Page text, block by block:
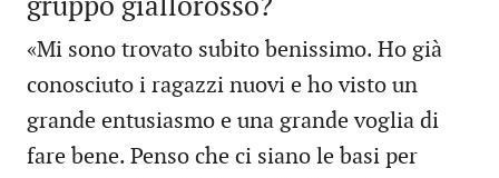
gruppo giallorosso?
«Mi sono trovato subito benissimo. Ho già
conosciuto i ragazzi nuovi e ho visto un
grande entusiasmo e una grande voglia di
fare bene. Penso che ci siano le basi per